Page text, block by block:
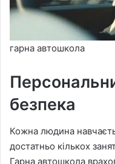
гарна автошкола
безпека
Кожна людина
достатньо кількох
Гарна автошкола